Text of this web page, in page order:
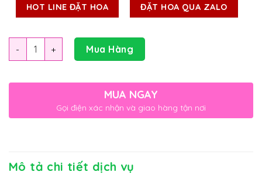
HOT LINE ĐẶT HOA ĐẶT HOA QUA ZALO
Số lượng Mua Hàng
MUA NGAY
Gọi điện xác nhận và giao hàng tận nơi
Mô tả chi tiết dịch vụ